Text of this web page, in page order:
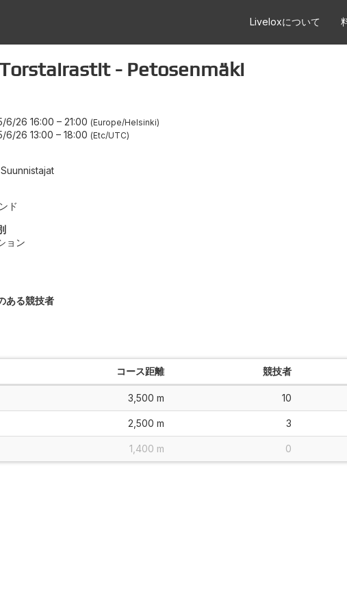
Liveloxについて
- Petosenmäki
6/26 16:00 – 21:00 Europe/Helsinki
6/26 13:00 – 18:00 Etc/UTC
ド
ョン
ある競技者
コース距離 競技者
3,500 m 10
2,500 m 3
1,400 m 0